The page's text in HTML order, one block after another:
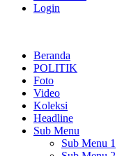
Login
Beranda
POLITIK
Foto
Video
Koleksi
Headline
Sub Menu
Sub Menu 1